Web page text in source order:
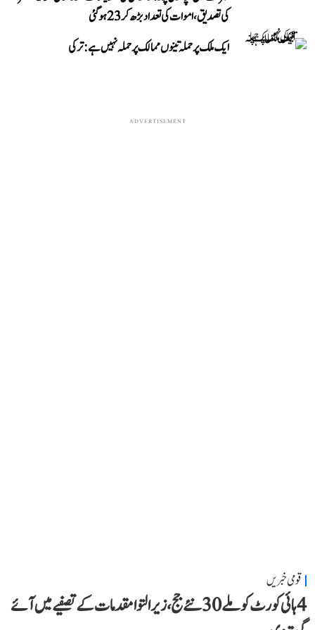
کی تصدیق، اموات کی تعداد بڑھ کر 23 ہوگئی
ایک ملک پر حملہ تینوں ممالک پر حملہ نہیں ہے: ترکی
ADVERTISEMENT
قومی خبریں
4 ہائی کورٹ کو ملے 30 نئے جج، زیر التوا مقدمات کے تصفیے میں آئے